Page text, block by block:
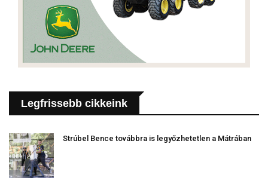
Legfrissebb cikkeink
Strúbel Bence továbbra is legyőzhetetlen a Mátrában